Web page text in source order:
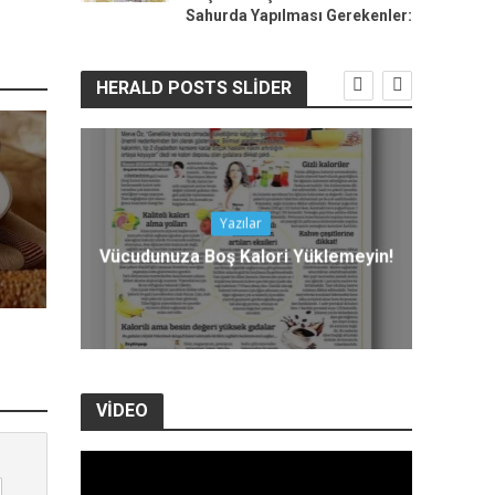
Sahurda Yapılması Gerekenler:
HERALD POSTS SLIDER
Yazılar
Vücudunuza Boş Kalori Yüklemeyin!
VIDEO